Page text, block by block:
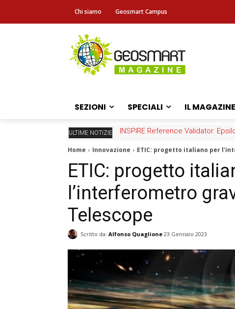
Chi siamo Geosmart Campus
SEZIONI SPECIALI IL MAGAZINE
ULTIME NOTIZIE Fascicolo sanitario elettronico: la
Home Innovazione ETIC: progetto italiano per
ETIC: progetto
l’interferometro
Telescope
Scritto da: Alfonso Quaglione 23 Gennaio 2023